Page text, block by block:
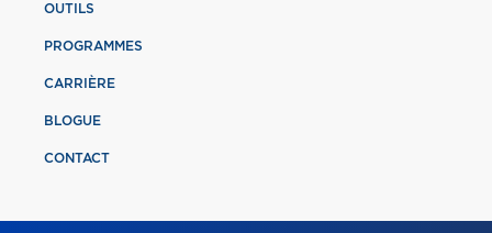
OUTILS
PROGRAMMES
CARRIÈRE
BLOGUE
CONTACT